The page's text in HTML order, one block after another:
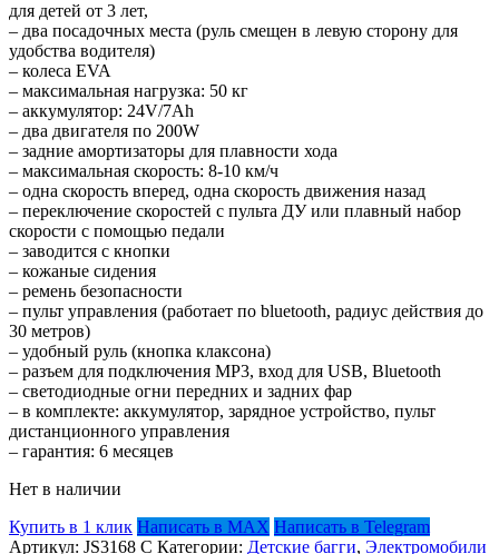
для детей от 3 лет,
– два посадочных места (руль смещен в левую сторону для
удобства водителя)
– колеса EVA
– максимальная нагрузка: 50 кг
– аккумулятор: 24V/7Ah
– два двигателя по 200W
– задние амортизаторы для плавности хода
– максимальная скорость: 8-10 км/ч
– одна скорость вперед, одна скорость движения назад
– переключение скоростей с пульта ДУ или плавный набор
скорости с помощью педали
– заводится с кнопки
– кожаные сидения
– ремень безопасности
– пульт управления (работает по bluetooth, радиус действия до
30 метров)
– удобный руль (кнопка клаксона)
– разъем для подключения MP3, вход для USB, Bluetooth
– светодиодные огни передних и задних фар
– в комплекте: аккумулятор, зарядное устройство, пульт
дистанционного управления
– гарантия: 6 месяцев
Нет в наличии
Купить в 1 клик Написать в MAX Написать в Telegram
Артикул: JS3168 С Категории: Детские багги, Электромобили